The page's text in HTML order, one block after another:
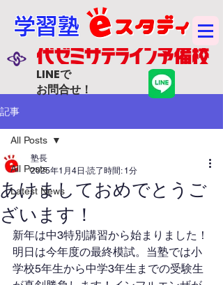
学習塾
LINEで
お問合せ！
記事
All Posts
Latest News
All Posts
あけましておめでとうご
ざいます！
塾長
2025年1月4日 読了時間: 1分
新年は中3特別講習から始まりました！
明日は今年度の最終模試。当塾では小
学校5年生から中学3年生までの受験生